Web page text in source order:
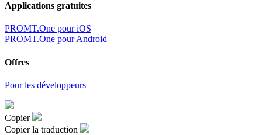
Applications gratuites
PROMT.One pour iOS
PROMT.One pour Android
Offres
Pour les développeurs
Copier
Copier la traduction